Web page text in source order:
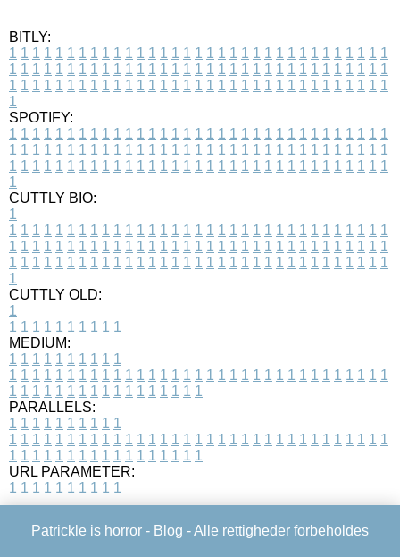
BITLY:
1 1 1 1 1 1 1 1 1 1 1 1 1 1 1 1 1 1 1 1 1 1 1 1 1 1 1 1 1 1 1 1 1
1 1 1 1 1 1 1 1 1 1 1 1 1 1 1 1 1 1 1 1 1 1 1 1 1 1 1 1 1 1 1 1 1
1 1 1 1 1 1 1 1 1 1 1 1 1 1 1 1 1 1 1 1 1 1 1 1 1 1 1 1 1 1 1 1 1
1
SPOTIFY:
1 1 1 1 1 1 1 1 1 1 1 1 1 1 1 1 1 1 1 1 1 1 1 1 1 1 1 1 1 1 1 1 1
1 1 1 1 1 1 1 1 1 1 1 1 1 1 1 1 1 1 1 1 1 1 1 1 1 1 1 1 1 1 1 1 1
1 1 1 1 1 1 1 1 1 1 1 1 1 1 1 1 1 1 1 1 1 1 1 1 1 1 1 1 1 1 1 1 1
1
CUTTLY BIO:
1
1 1 1 1 1 1 1 1 1 1 1 1 1 1 1 1 1 1 1 1 1 1 1 1 1 1 1 1 1 1 1 1 1
1 1 1 1 1 1 1 1 1 1 1 1 1 1 1 1 1 1 1 1 1 1 1 1 1 1 1 1 1 1 1 1 1
1 1 1 1 1 1 1 1 1 1 1 1 1 1 1 1 1 1 1 1 1 1 1 1 1 1 1 1 1 1 1 1 1
1
CUTTLY OLD:
1
1 1 1 1 1 1 1 1 1 1
MEDIUM:
1 1 1 1 1 1 1 1 1 1
1 1 1 1 1 1 1 1 1 1 1 1 1 1 1 1 1 1 1 1 1 1 1 1 1 1 1 1 1 1 1 1 1
1 1 1 1 1 1 1 1 1 1 1 1 1 1 1 1 1
PARALLELS:
1 1 1 1 1 1 1 1 1 1
1 1 1 1 1 1 1 1 1 1 1 1 1 1 1 1 1 1 1 1 1 1 1 1 1 1 1 1 1 1 1 1 1
1 1 1 1 1 1 1 1 1 1 1 1 1 1 1 1 1
URL PARAMETER:
1 1 1 1 1 1 1 1 1 1
Patrickle is horror - Blog - Alle rettigheder forbeholdes